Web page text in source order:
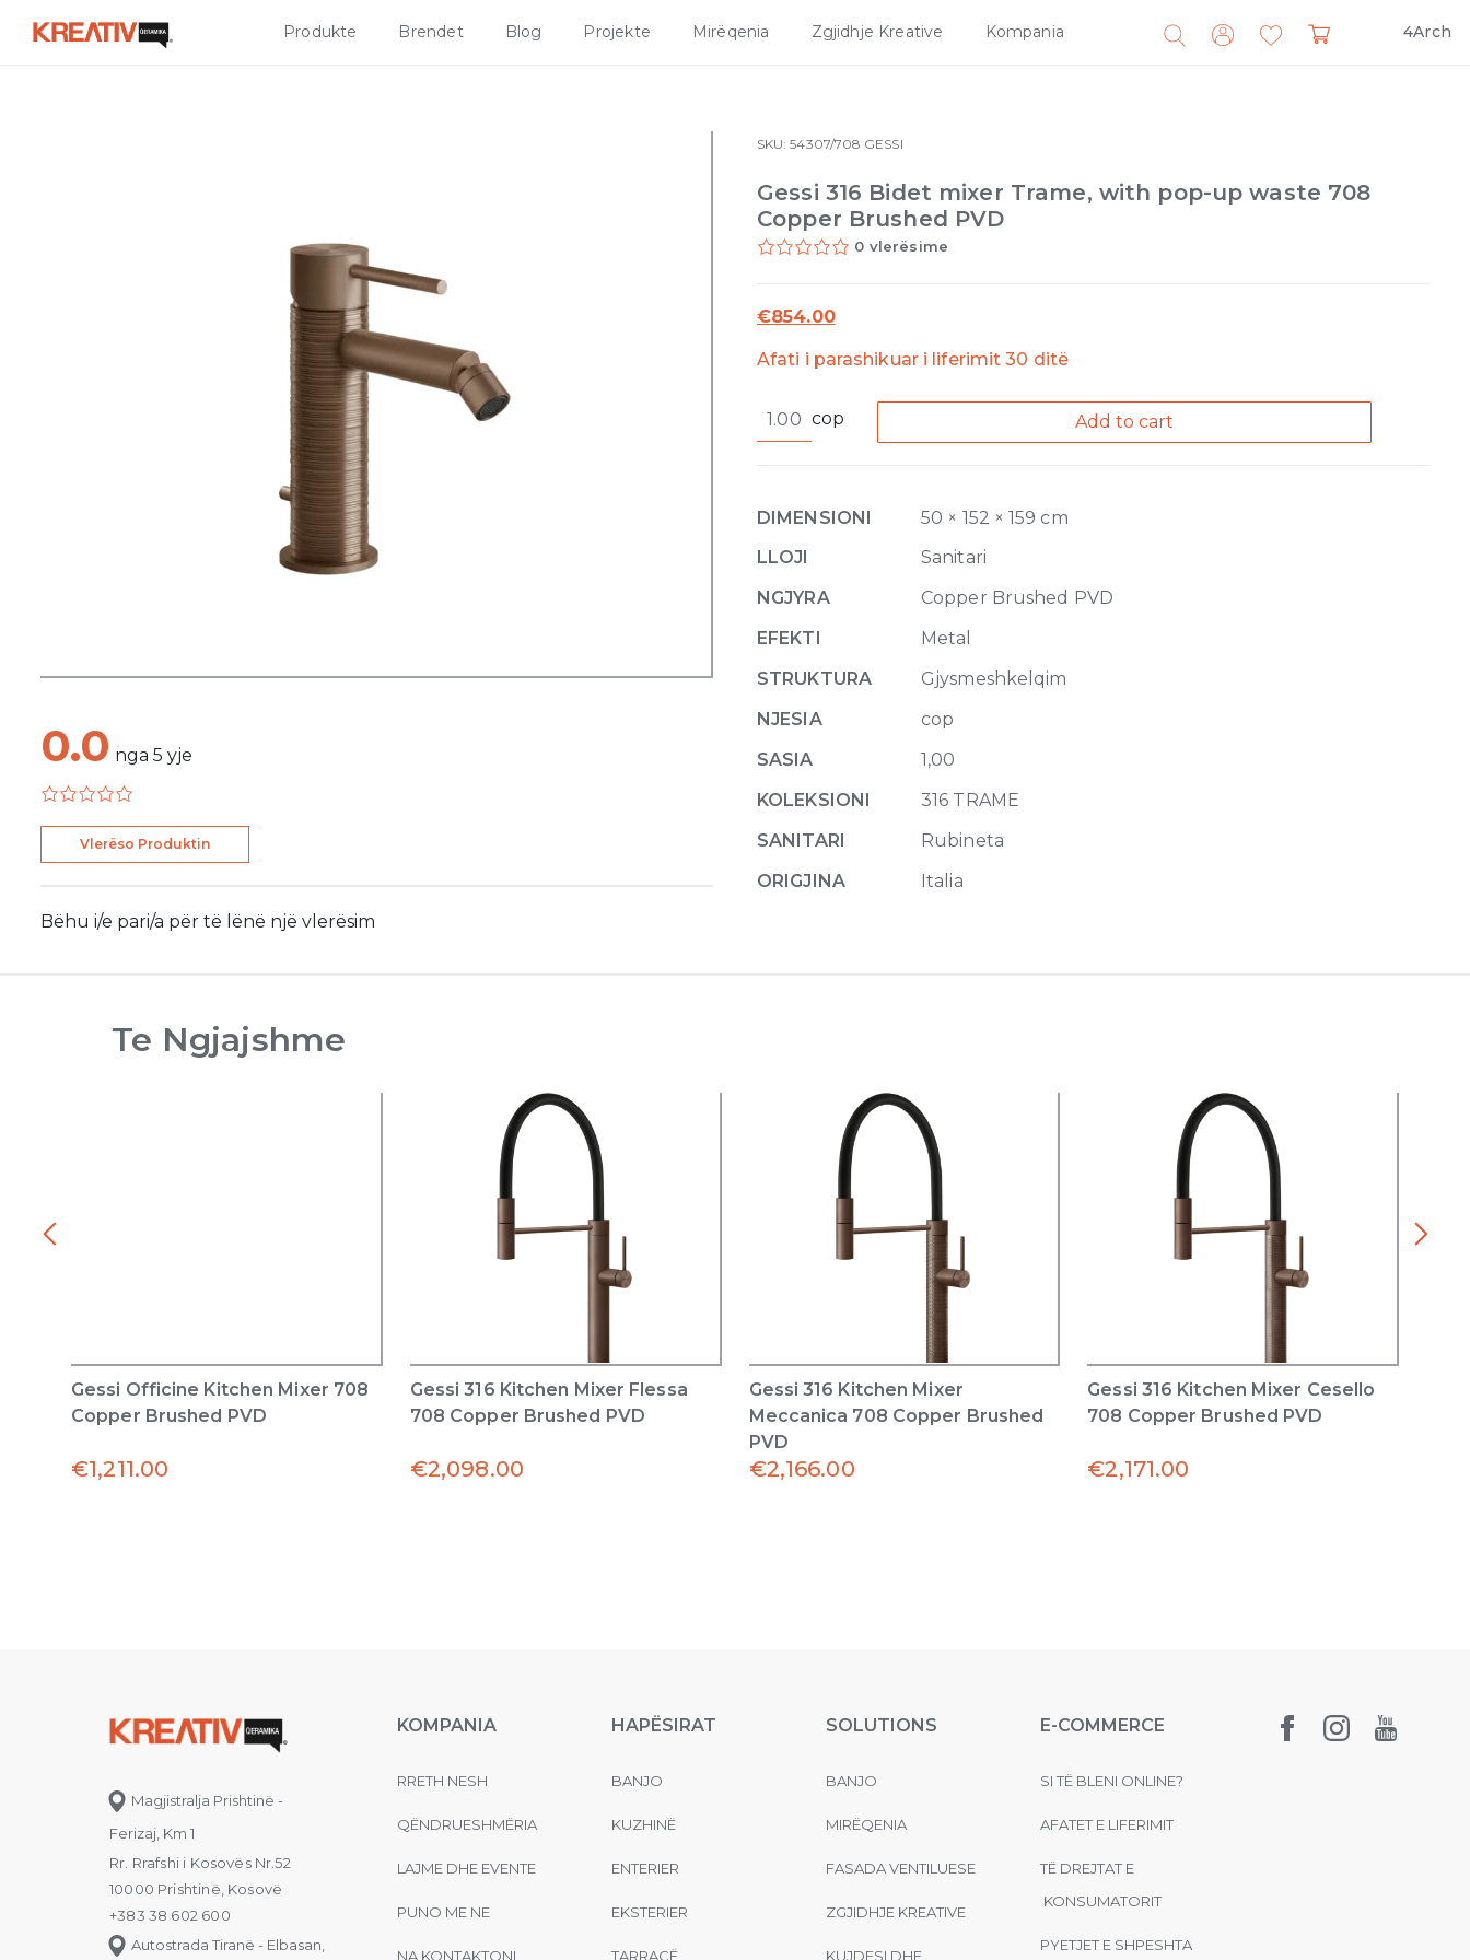
Produkte Brendet Blog Projekte Mirëqenia Zgjidhje Kreative Kompania 4Arch
Search
for:
0.0 nga 5 yje
Vlerëso Produktin
Bëhu i/e pari/a për të lënë një vlerësim
SKU:54307/708 GESSI
Gessi 316 Bidet mixer Trame, with pop-up waste 708
Copper Brushed PVD
0 vlerësime
€854.00
Afati i parashikuar i liferimit 30 ditë
316
with
pop-
waste
708
Brushed
PVD
cop Add to cart
DIMENSIONI
50 × 152 × 159 cm
LLOJI
Sanitari
NGJYRA
Copper Brushed PVD
EFEKTI
Metal
STRUKTURA
Gjysmeshkelqim
NJESIA
cop
SASIA
1,00
KOLEKSIONI
316 TRAME
SANITARI
Rubineta
ORIGJINA
Italia
Te Ngjajshme
Gessi Officine Kitchen Mixer 708
Copper Brushed PVD
€1,211.00
Gessi 316 Kitchen Mixer Flessa
708 Copper Brushed PVD
€2,098.00
Gessi 316 Kitchen Mixer
Meccanica 708 Copper Brushed
PVD
€2,166.00
Gessi 316 Kitchen Mixer Cesello
708 Copper Brushed PVD
€2,171.00
Magjistralja Prishtinë -
Ferizaj, Km 1
Rr. Rrafshi i Kosovës Nr.52
10000 Prishtinë, Kosovë
+383 38 602 600
Autostrada Tiranë - Elbasan,
KOMPANIA
RRETH NESH
QËNDRUESHMËRIA
LAJME DHE EVENTE
PUNO ME NE
NA KONTAKTONI
HAPËSIRAT
BANJO
KUZHINË
ENTERIER
EKSTERIER
TARRACË
SOLUTIONS
BANJO
MIRËQENIA
FASADA VENTILUESE
ZGJIDHJE KREATIVE
KUJDESI DHE
E-COMMERCE
SI TË BLENI ONLINE?
AFATET E LIFERIMIT
TË DREJTAT E
KONSUMATORIT
PYETJET E SHPESHTA